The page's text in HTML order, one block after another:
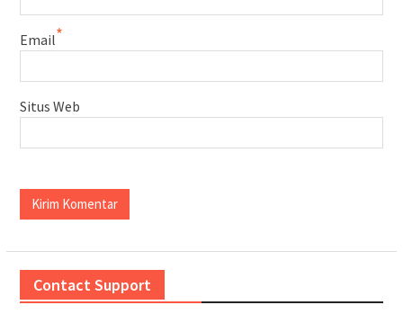
Email*
Situs Web
Contact Support